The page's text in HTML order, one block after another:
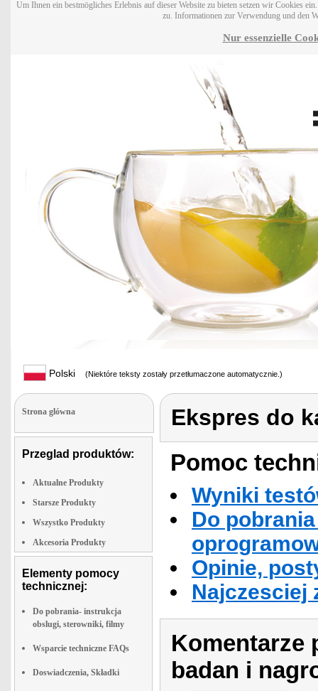
Um Ihnen ein bestmögliches Erlebnis auf dieser Website zu bieten setzen wir Cookies
zu. Informationen zur Verwendung und den
Nur essenzielle
Polski (Niektóre teksty zostały przetłumaczone automatycznie.)
Strona glówna
Przeglad produktów:
Aktualne Produkty
Starsze Produkty
Wszystko Produkty
Akcesoria Produkty
Elementy pomocy
technicznej:
Do pobrania- instrukcja
obslugi, sterowniki, filmy
Wsparcie techniczne FAQs
Doswiadczenia, Składki
Ekspres do
Pomoc
Wyniki
Do
Opinie,
Najczesciej
Komentarze
badan i